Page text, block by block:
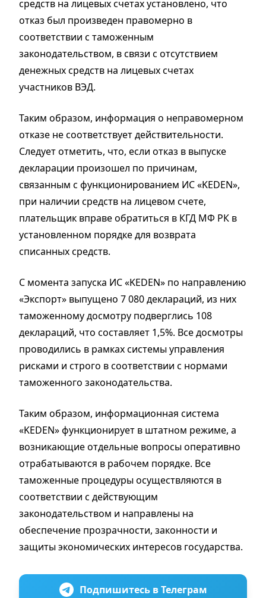
средств на лицевых счетах установлено, что
отказ был произведен правомерно в
соответствии с таможенным
законодательством, в связи с отсутствием
денежных средств на лицевых счетах
участников ВЭД.
Таким образом, информация о неправомерном
отказе не соответствует действительности.
Следует отметить, что, если отказ в выпуске
декларации произошел по причинам,
связанным с функционированием ИС «KEDEN»,
при наличии средств на лицевом счете,
плательщик вправе обратиться в КГД МФ РК в
установленном порядке для возврата
списанных средств.
С момента запуска ИС «KEDEN» по направлению
«Экспорт» выпущено 7 080 деклараций, из них
таможенному досмотру подверглись 108
деклараций, что составляет 1,5%. Все досмотры
проводились в рамках системы управления
рисками и строго в соответствии с нормами
таможенного законодательства.
Таким образом, информационная система
«KEDEN» функционирует в штатном режиме, а
возникающие отдельные вопросы оперативно
отрабатываются в рабочем порядке. Все
таможенные процедуры осуществляются в
соответствии с действующим
законодательством и направлены на
обеспечение прозрачности, законности и
защиты экономических интересов государства.
Подпишитесь в Телеграм